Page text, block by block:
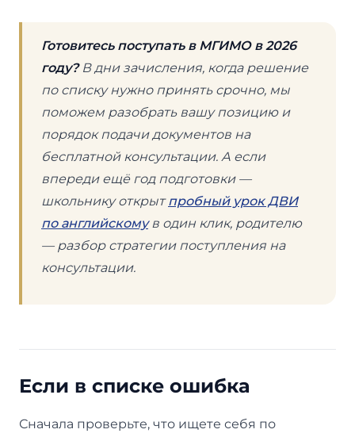
Готовитесь поступать в МГИМО в 2026
году?В дни зачисления, когда решение
по списку нужно принять срочно, мы
поможем разобрать вашу позицию и
порядок подачи документов на
бесплатной консультации. А если
впереди ещё год подготовки —
школьнику открытпробный урок ДВИ
по английскомув один клик, родителю
— разбор стратегии поступления на
консультации.
Если в списке ошибка
Сначала проверьте, что ищете себя по